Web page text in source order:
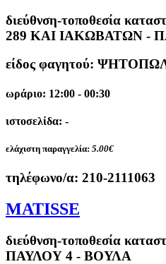
διεύθνση-τοποθεσία
289 ΚΑΙ ΙΑΚΩΒΑΤΩΝ -
είδος φαγητού:
ωράριο: 12:00 - 00:30
ιστοσελίδα: -
ελάχιστη παραγγελία: 5.00€
τηλέφωνο/α: 210-2111063
MATISSE
διεύθνση-τοποθεσία
ΠΑΥΛΟΥ 4 - ΒΟΥΛΑ